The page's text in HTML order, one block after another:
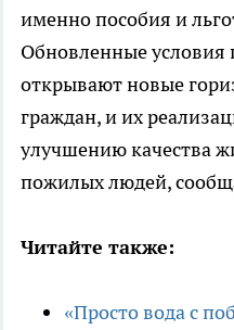
именно пособия и
Обновленные условия
открывают новые
граждан, и их
улучшению качества
пожилых людей,
Читайте также:
«Просто вода с